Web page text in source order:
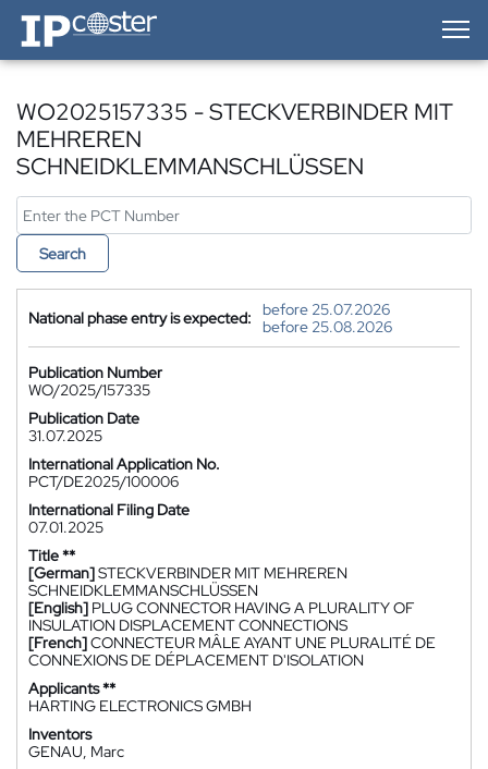
IP-Coster — Home
WO2025157335 - STECKVERBINDER MIT
MEHREREN
SCHNEIDKLEMMANSCHLÜSSEN
Search
National phase entry is expected:
before 25.07.2026
before 25.08.2026
Publication Number
WO/2025/157335
Publication Date
31.07.2025
International Application No.
PCT/DE2025/100006
International Filing Date
07.01.2025
Title **
[German]STECKVERBINDER MIT MEHREREN
SCHNEIDKLEMMANSCHLÜSSEN
[English] PLUG CONNECTOR HAVING A PLURALITY OF
INSULATION DISPLACEMENT CONNECTIONS
[French]CONNECTEUR MÂLE AYANT UNE PLURALITÉ DE
CONNEXIONS DE DÉPLACEMENT D'ISOLATION
Applicants **
HARTING ELECTRONICS GMBH
Inventors
GENAU, Marc